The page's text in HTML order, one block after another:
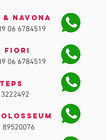
Navona
06 6784519
Fiori
06 6784519
89520076